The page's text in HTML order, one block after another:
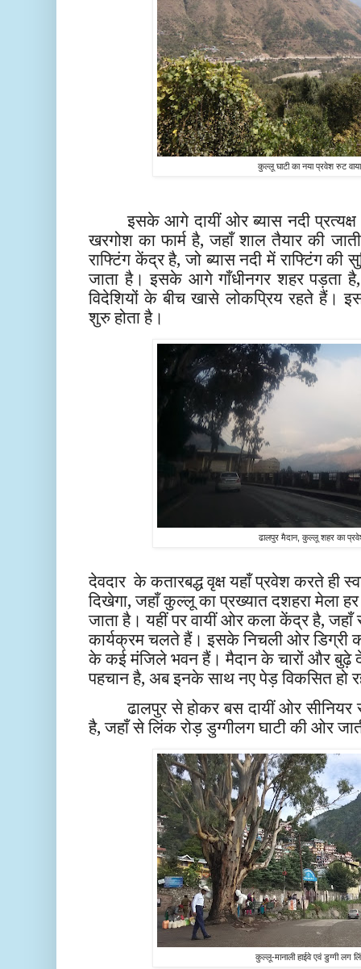
कुल्लू घाटी का नया प्रवेश रुट
इसके आगे दायीं ओर ब्यास नदी
खरगोश का फार्म है, जहाँ शाल तैयार की
राफ्टिंग केंद्र है, जो ब्यास नदी में राफ्टिंग की
जाता है। इसके आगे गाँधीनगर शहर पड़ता
विदेशियों के बीच खासे लोकप्रिय रहते हैं।
शुरु होता है।
ढालपुर मैदान, कुल्लू शहर का प्रवेश
देवदार के कतारबद्ध वृक्ष यहाँ प्रवेश करते ही
दिखेगा, जहाँ कुल्लू का प्रख्यात दशहरा मेला
जाता है। यहीं पर वायीं ओर कला केंद्र है, जहाँ
कार्यक्रम चलते हैं। इसके निचली ओर
के कई मंजिले भवन हैं। मैदान के चारों और बुढ़े
पहचान है, अब इनके साथ नए पेड़ विकसित हो
ढालपुर से होकर बस दायीं ओर
है, जहाँ से लिंक रोड़ डुग्गीलग घाटी की ओर
कुल्लू-मानाली हाईवे एवं डुग्गी लग